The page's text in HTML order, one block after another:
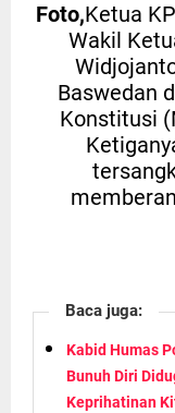
Foto,Ketua
Wakil
Baswedan
Konstitusi
Baca juga:
Kabid Humas
Bunuh Diri
Keprihatinan